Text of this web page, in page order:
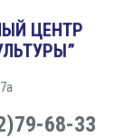
ЦЕНТР
68-33